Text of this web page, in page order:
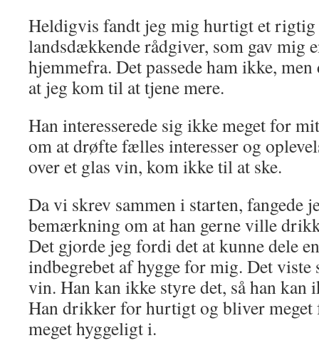
Heldigvis fandt jeg mig hurtigt et
landsdækkende rådgiver, som gav mig
hjemmefra. Det passede ham ikke, men
at jeg kom til at tjene mere.
Han interesserede sig ikke meget for
om at drøfte fælles interesser og
over et glas vin, kom ikke til at ske.
Da vi skrev sammen i starten, fangede
bemærkning om at han gerne ville
Det gjorde jeg fordi det at kunne dele
indbegrebet af hygge for mig. Det
vin. Han kan ikke styre det, så han kan
Han drikker for hurtigt og bliver meget
meget hyggeligt i.